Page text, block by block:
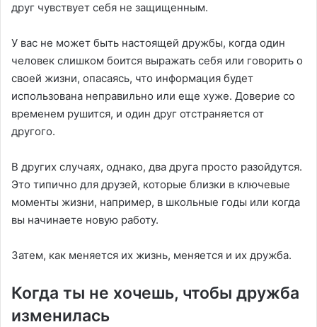
друг чувствует себя не защищенным.
У вас не может быть настоящей дружбы, когда один
человек слишком боится выражать себя или говорить о
своей жизни, опасаясь, что информация будет
использована неправильно или еще хуже. Доверие со
временем рушится, и один друг отстраняется от
другого.
В других случаях, однако, два друга просто разойдутся.
Это типично для друзей, которые близки в ключевые
моменты жизни, например, в школьные годы или когда
вы начинаете новую работу.
Затем, как меняется их жизнь, меняется и их дружба.
Когда ты не хочешь, чтобы дружба
изменилась